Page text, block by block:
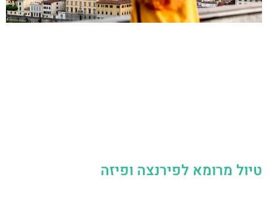
טיול מרומא לפירנצה ופיזה